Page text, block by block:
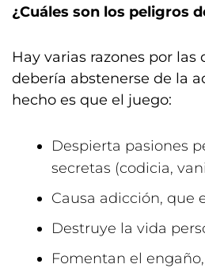
¿Cuáles son los peligros
Hay varias razones por las
debería abstenerse de la
hecho es que el juego:
Despierta pasiones
secretas (codicia,
Causa adicción, que
Destruye la vida
Fomentan el